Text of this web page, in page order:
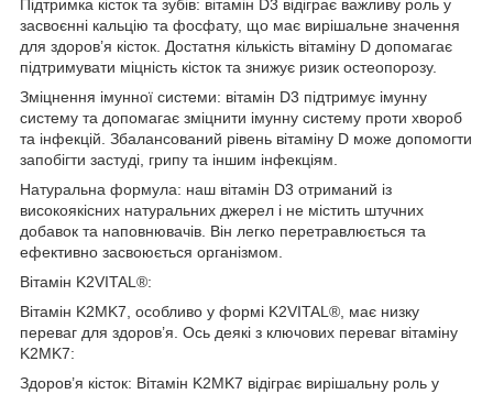
Підтримка кісток та зубів: вітамін D3 відіграє важливу роль у
засвоєнні кальцію та фосфату, що має вирішальне значення
для здоров’я кісток. Достатня кількість вітаміну D допомагає
підтримувати міцність кісток та знижує ризик остеопорозу.
Зміцнення імунної системи: вітамін D3 підтримує імунну
систему та допомагає зміцнити імунну систему проти хвороб
та інфекцій. Збалансований рівень вітаміну D може допомогти
запобігти застуді, грипу та іншим інфекціям.
Натуральна формула: наш вітамін D3 отриманий із
високоякісних натуральних джерел і не містить штучних
добавок та наповнювачів. Він легко перетравлюється та
ефективно засвоюється організмом.
Вітамін K2VITAL®:
Вітамін K2MK7, особливо у формі K2VITAL®, має низку
переваг для здоров’я. Ось деякі з ключових переваг вітаміну
K2MK7:
Здоров’я кісток: Вітамін K2MK7 відіграє вирішальну роль у